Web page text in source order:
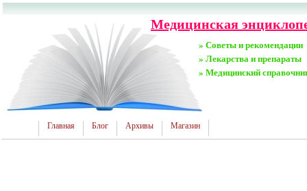
Медицинская
» Советы и рекомендации
» Лекарства и препараты
» Медицинский
Главная Блог Архивы Магазин